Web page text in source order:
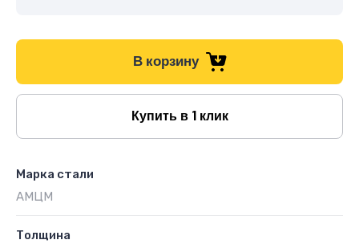
В корзину
Купить в 1 клик
Марка стали
АМЦМ
Толщина